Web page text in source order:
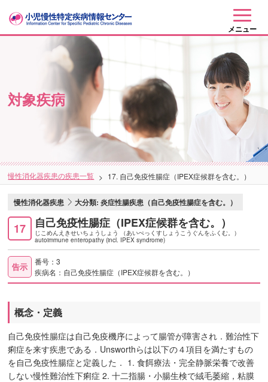
メニュー
対象疾病
慢性消化器疾患の疾患一覧 17. 自己免疫性腸症（IPEX症候群を含む。）
慢性消化器疾患 大分類: 炎症性腸疾患（自己免疫性腸症を含む。）
17 自己免疫性腸症（IPEX症候群を含む。）
じこめんえきせいちょうしょう （あいぺっくすしょうこうぐんをふくむ。）
autoimmune enteropathy (incl. IPEX syndrome)
告示
番号：3
疾病名：自己免疫性腸症（IPEX症候群を含む。）
概念・定義
自己免疫性腸症は自己免疫機序によって腸管が障害され．難治性下
痢症を来す疾患である．Unsworthらは以下の４項目を満たすもの
を自己免疫性腸症と定義した． 1. 食餌療法・完全静脈栄養で改善
しない慢性難治性下痢症 2. 十二指腸・小腸生検で絨毛萎縮，粘膜